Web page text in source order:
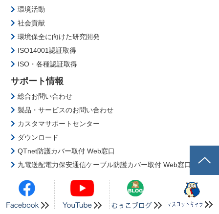
環境活動
社会貢献
環境保全に向けた研究開発
ISO14001認証取得
ISO・各種認証取得
サポート情報
総合お問い合わせ
製品・サービスのお問い合わせ
カスタマサポートセンター
ダウンロード
QTnet防護カバー取付 Web窓口
九電送配電力保安通信ケーブル防護カバー取付 Web窓口
採用情報
会社を知る
事業内容を知る